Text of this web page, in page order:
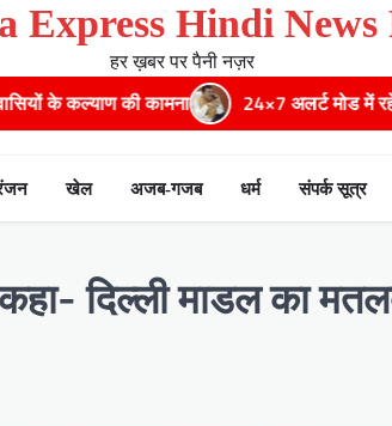
Express Hindi
हर ख़बर पर पैनी नज़र
24×7 अलर्ट मोड में रहें अधिकारी-मुख्य सचिव
खेल अजब-गजब धर्म संपर्क सूत्र
दिल्ली माडल का